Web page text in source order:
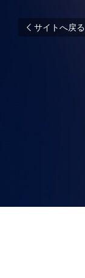
サイトへ戻る